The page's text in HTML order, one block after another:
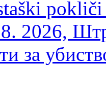
2026,
за